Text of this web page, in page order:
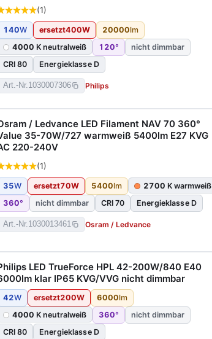
(1)
140W ersetzt400W 20000lm
4000 K neutralweiß 120°
nicht dimmbar
CRI 80
Energieklasse D
Art.-Nr.1030007306 Philips
/ Ledvance LED Filament NAV 70 360°
35-70W/727 warmweiß 5400lm E27 KVG
220-240V
(1)
35W ersetzt70W 5400lm 2700 K warmweiß
360° nicht dimmbar CRI 70 Energieklasse D
Art.-Nr.1030013461 Osram / Ledvance
LED TrueForce HPL 42-200W/840 E40
klar IP65 KVG/VVG nicht dimmbar
42W ersetzt200W 6000lm
4000 K neutralweiß 360°
nicht dimmbar
CRI 80
Energieklasse D